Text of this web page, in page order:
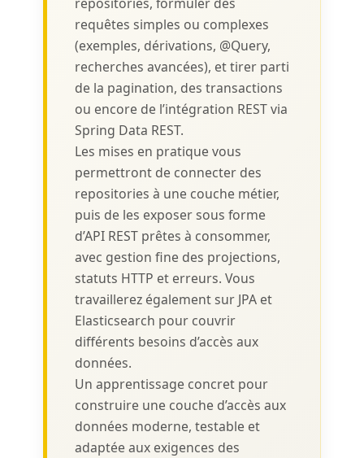
repositories, formuler des
requêtes simples ou complexes
(exemples, dérivations, @Query,
recherches avancées), et tirer parti
de la pagination, des transactions
ou encore de l’intégration REST via
Spring Data REST.
Les mises en pratique vous
permettront de connecter des
repositories à une couche métier,
puis de les exposer sous forme
d’API REST prêtes à consommer,
avec gestion fine des projections,
statuts HTTP et erreurs. Vous
travaillerez également sur JPA et
Elasticsearch pour couvrir
différents besoins d’accès aux
données.
Un apprentissage concret pour
construire une couche d’accès aux
données moderne, testable et
adaptée aux exigences des